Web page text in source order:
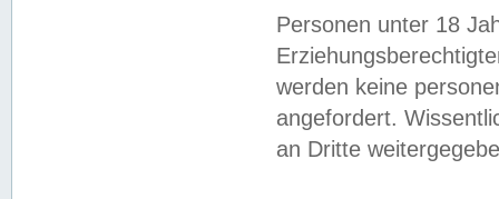
Personen unter 18
werden keine
angefordert.
an Dritte